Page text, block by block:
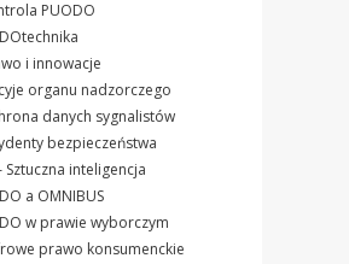
PUODO
i innowacje
organu nadzorczego
danych sygnalistów
bezpieczeństwa
Sztuczna inteligencja
a OMNIBUS
w prawie wyborczym
prawo konsumenckie